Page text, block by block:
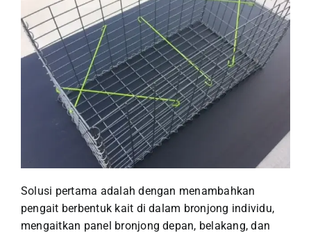
Solusi pertama adalah dengan menambahkan
pengait berbentuk kait di dalam bronjong individu,
mengaitkan panel bronjong depan, belakang, dan